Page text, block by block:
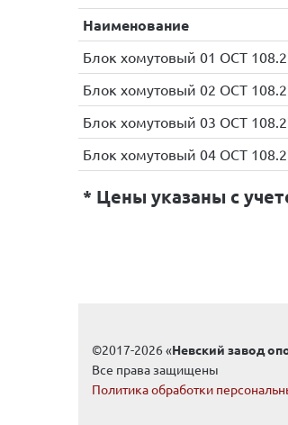
Наименование
Блок хомутовый 01 ОСТ
Блок хомутовый 02 ОСТ
Блок хомутовый 03 ОСТ
Блок хомутовый 04 ОСТ
* Цены указаны с
©2017-2026 «Невский завод
Все права защищены
Политика обработки